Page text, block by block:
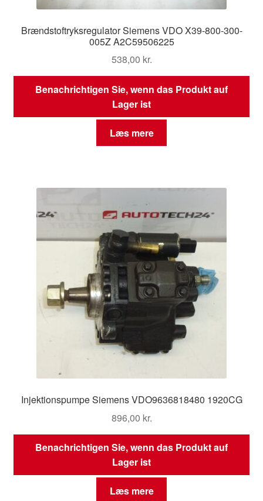
Brændstoftryksregulator Siemens VDO X39-800-300-
005Z A2C59506225
538,00 kr.
Benachrichtigen Sie, wenn das Produkt auf
Lager ist
Læs mere
Injektionspumpe Siemens VDO9636818480 1920CG
896,00 kr.
Benachrichtigen Sie, wenn das Produkt auf
Lager ist
Læs mere